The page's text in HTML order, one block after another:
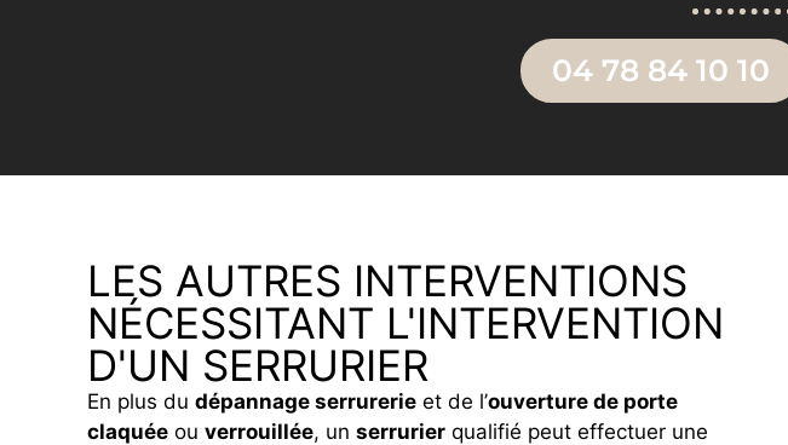
04 78 84 10 10
LES AUTRES INTERVENTIONS
NÉCESSITANT L'INTERVENTION
D'UN SERRURIER
En plus du dépannage serrurerie et de l’ouverture de porte
claquée ou verrouillée, un serrurier qualifié peut effectuer une